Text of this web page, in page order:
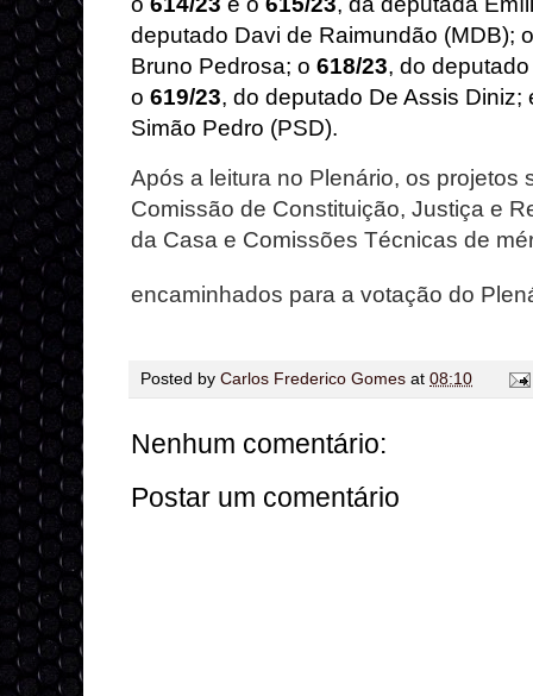
deputado Davi de Raimundão (MDB);
Bruno Pedrosa; o 618/23, do
o 619/23, do deputado De Assis Diniz;
Simão Pedro (PSD).
Após a leitura no Plenário, os projetos
Comissão de Constituição, Justiça e
da Casa e Comissões Técnicas de
encaminhados para a votação do
Posted by Carlos Frederico Gomes at 08:10
Nenhum comentário:
Postar um comentário